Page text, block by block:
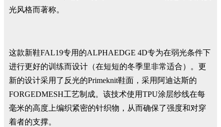
光风格而著称。
这款新鞋FAL19专用的ALPHAEDGE 4D专为在弱光条件下
进行更好的训练而设计（在短短的冬季里非常适合）。更
新的设计采用了反光的Primeknit鞋面，采用阿迪达斯的
FORGEDMESH工艺制成。该技术使用TPU涂层纱线在每
毫米的高度上编织紧密的针织物，从而确保了强度和对穿
着者的支撑。